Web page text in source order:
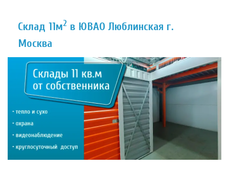
Склад 11м2 в ЮВАО Люблинская г.
Москва